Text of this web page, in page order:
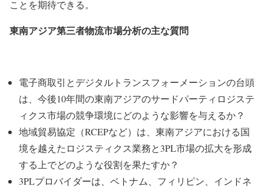
ことを期待できる。
東南アジア第三者物流市場分析の主な質問
電子商取引とデジタルトランスフォーメーションの台頭
は、今後10年間の東南アジアのサードパーティロジステ
ィクス市場の競争環境にどのような影響を与えるか？
地域貿易協定（RCEPなど）は、東南アジアにおける国
境を越えたロジスティクス業務と3PL市場の拡大を形成
する上でどのような役割を果たすか？
3PLプロバイダーは、ベトナム、フィリピン、インドネ